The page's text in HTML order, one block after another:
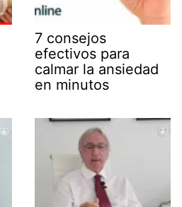
7 consejos
efectivos para
calmar la ansiedad
en minutos